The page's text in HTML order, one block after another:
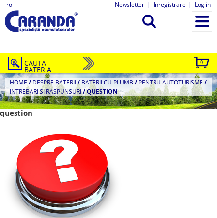
ro Newsletter | Inregistrare | Log in
0
CAUTA
BATERIA
HOME / DESPRE BATERII/ BATERII CU PLUMB / PENTRU AUTOTURISME /
INTREBARI SI RASPUNSURI/QUESTION
question